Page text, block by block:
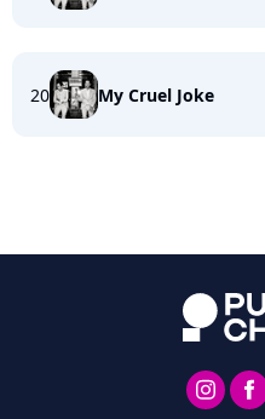
20 My Cruel Joke